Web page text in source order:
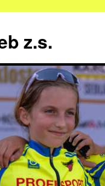
z.s.